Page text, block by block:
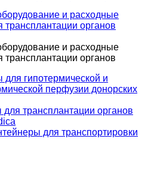
и расходные
органов
и расходные
органов
для гипотермической и
перфузии донорских
для трансплантации органов
для транспортировки